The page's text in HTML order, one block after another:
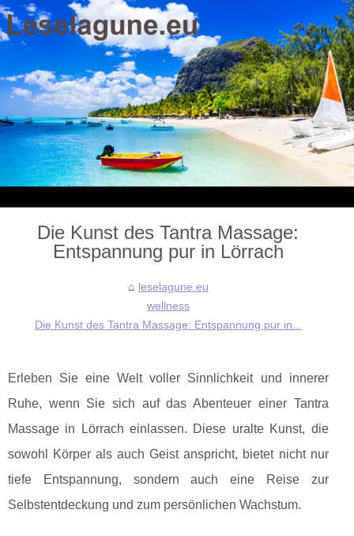
Die Kunst des Tantra Massage:
Entspannung pur in Lörrach
leselagune.eu
wellness
Die Kunst des Tantra Massage: Entspannung pur in...
Erleben Sie eine Welt voller Sinnlichkeit und innerer
Ruhe, wenn Sie sich auf das Abenteuer einer Tantra
Massage in Lörrach einlassen. Diese uralte Kunst, die
sowohl Körper als auch Geist anspricht, bietet nicht nur
tiefe Entspannung, sondern auch eine Reise zur
Selbstentdeckung und zum persönlichen Wachstum.